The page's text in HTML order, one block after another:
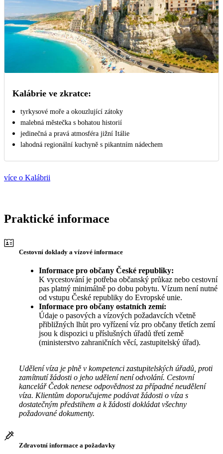
Kalábrie ve zkratce:
tyrkysové moře a okouzlující zátoky
malebná městečka s bohatou historií
jedinečná a pravá atmosféra jižní Itálie
lahodná regionální kuchyně s pikantním nádechem
více o Kalábrii
Praktické informace
Cestovní doklady a vízové informace
Informace pro občany České republiky:
K vycestování je potřeba občanský průkaz nebo cestovní
pas platný minimálně po dobu pobytu. Vízum není nutné
od vstupu České republiky do Evropské unie.
Informace pro občany ostatních zemí:
Údaje o pasových a vízových požadavcích včetně
přibližných lhůt pro vyřízení víz pro občany třetích zemí
jsou k dispozici u příslušných úřadů třetí země
(ministerstvo zahraničních věcí, zastupitelský úřad).
Udělení víza je plně v kompetenci zastupitelských úřadů, proti
zamítnutí žádosti o jeho udělení není odvolání. Cestovní
kancelář Čedok nenese odpovědnost za případné neudělení
víza. Klientům doporučujeme podávat žádosti o víza s
dostatečným předstihem a k žádosti dokládat všechny
požadované dokumenty.
Zdravotní informace a požadavky